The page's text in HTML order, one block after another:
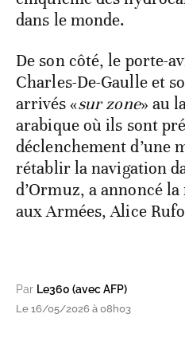
dans le monde.
De son côté, le porte-
Charles-De-Gaulle et
arrivés «sur zone» au
arabique où ils sont
déclenchement d’une
rétablir la navigation
d’Ormuz, a annoncé
aux Armées, Alice
Par Le360 (avec AFP)
Le 16/05/2026 à 08h03